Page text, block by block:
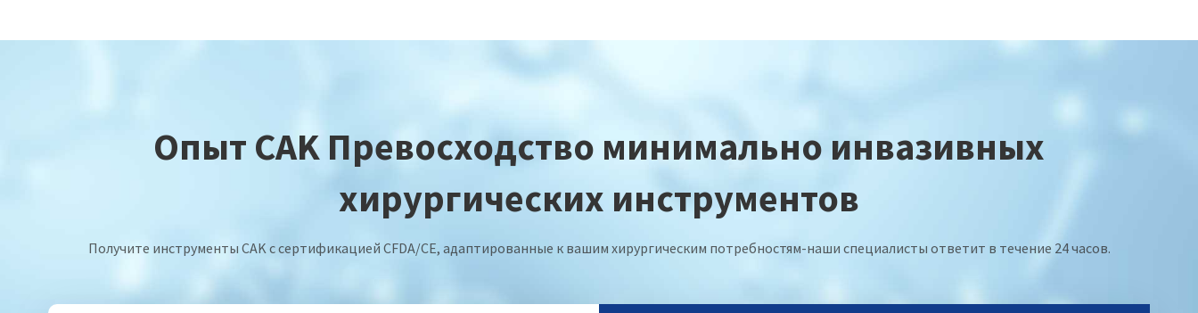
Опыт CAK Превосходство минимально инвазивных
хирургических инструментов
Получите инструменты CAK с сертификацией CFDA/CE, адаптированные к вашим хирургическим потребностям-наши специалисты ответит в течение 24 часов.